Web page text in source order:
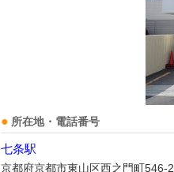
所在地・電話番号
七条駅
京都府京都市東山区西之門町546-2